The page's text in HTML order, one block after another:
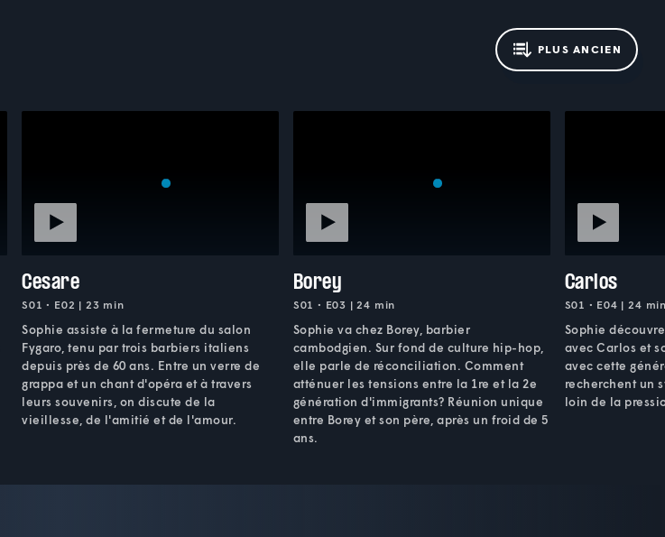
PLUS ANCIEN
Cesare
S01 • E02 | 23 min
Sophie assiste à la fermeture du salon
Fygaro, tenu par trois barbiers italiens
depuis près de 60 ans. Entre un verre de
grappa et un chant d'opéra et à travers
leurs souvenirs, on discute de la
vieillesse, de l'amitié et de l'amour.
Borey
S01 • E03 | 24 min
Sophie va chez Borey, barbier
cambodgien. Sur fond de culture hip-hop,
elle parle de réconciliation. Comment
atténuer les tensions entre la 1re et la 2e
génération d'immigrants? Réunion unique
entre Borey et son père, après un froid de 5
ans.
Carlos
S01 • E04 | 24
Sophie
avec Carlos et
avec cette
recherchent un
loin de la